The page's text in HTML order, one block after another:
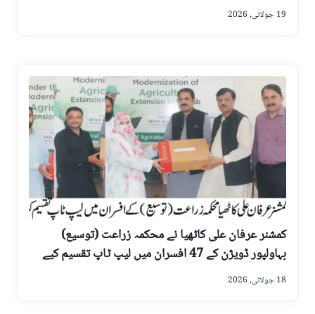
19 جولائی, 2026
کمشنر عرفان علی کاٹھیا نے محکمہ زراعت (توسیع)
بہاولپور ڈویژن کے 47 افسران میں لیپ ٹاپ تقسیم کیے
18 جولائی, 2026